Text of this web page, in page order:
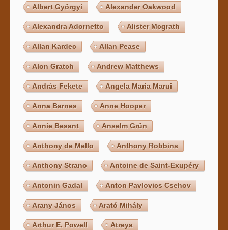
Albert Györgyi Alexander Oakwood
Alexandra Adornetto Alister Mcgrath
Allan Kardec Allan Pease
Alon Gratch Andrew Matthews
András Fekete Angela Maria Marui
Anna Barnes Anne Hooper
Annie Besant Anselm Grün
Anthony de Mello Anthony Robbins
Anthony Strano Antoine de Saint-Exupéry
Antonin Gadal Anton Pavlovics Csehov
Arany János Arató Mihály
Arthur E. Powell Atreya